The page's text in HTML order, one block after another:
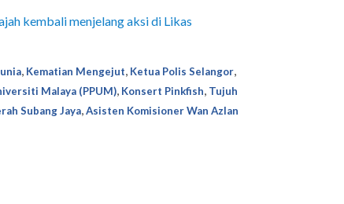
kembali menjelang aksi di Likas
Kematian Mengejut Ketua Polis Selangor
Malaya (PPUM) Konsert Pinkfish Tujuh
Subang Jaya Asisten Komisioner Wan Azlan